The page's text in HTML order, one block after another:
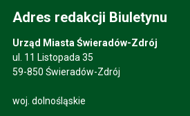
Adres redakcji Biuletynu
Urząd Miasta Świeradów-Zdrój
ul. 11 Listopada 35
59-850 Świeradów-Zdrój
woj. dolnośląskie